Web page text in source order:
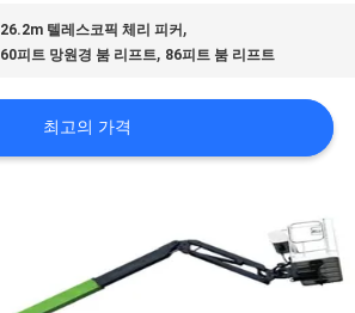
26.2m 텔레스코픽 체리 피커 ,
60피트 망원경 붐 리프트, 86피트 붐 리프트
최고의 가격